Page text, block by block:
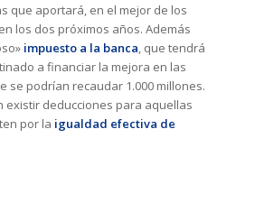
que aportará, en el mejor de los
los dos próximos años. Además
impuesto a la banca, que tendrá
a financiar la mejora en las
se podrían recaudar 1.000 millones.
existir deducciones para aquellas
por la igualdad efectiva de